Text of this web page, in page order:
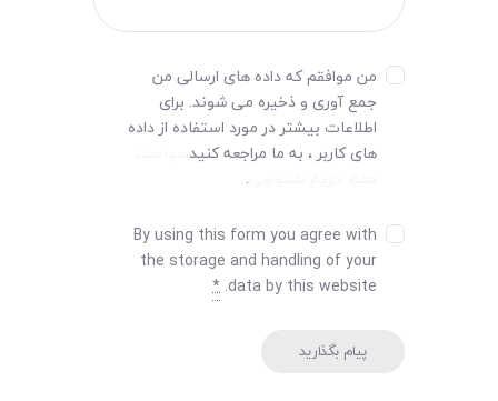
من موافقم که داده های ارسالی من
جمع آوری و ذخیره می شوند. برای
اطلاعات بیشتر در مورد استفاده از داده
های کاربر ، به ما مراجعه کنید
.
By using this form you agree with
the storage and handling of your
data by this website.
*